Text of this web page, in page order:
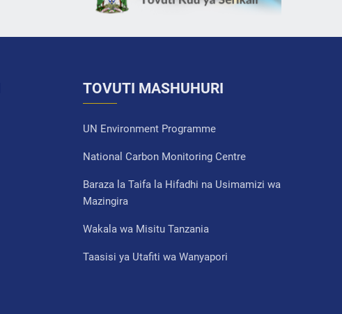
TOVUTI MASHUHURI
UN Environment Programme
National Carbon Monitoring Centre
Baraza la Taifa la Hifadhi na Usimamizi wa
Mazingira
Wakala wa Misitu Tanzania
Taasisi ya Utafiti wa Wanyapori